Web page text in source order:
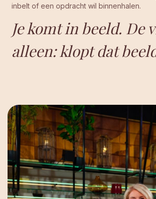
inbelt of een opdracht wil binnenhalen.
Je komt in beeld. De
alleen: klopt dat